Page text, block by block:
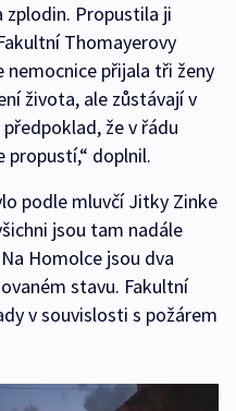
zplodin. Propustila ji
Thomayerovy
nemocnice přijala tři ženy
života, ale zůstávají v
že v řádu
propustí,“ doplnil.
podle mluvčí Jitky Zinke
jsou tam nadále
Homolce jsou dva
stavu. Fakultní
v souvislosti s požárem